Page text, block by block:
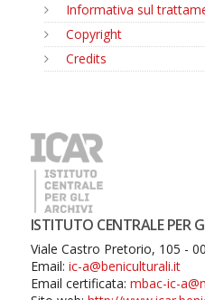
Informativa sul
Copyright
Credits
ISTITUTO CENTRALE PER
Viale Castro Pretorio, 105 -
Email: ic-a@beniculturali.it
Email certificata: mbac-ic-